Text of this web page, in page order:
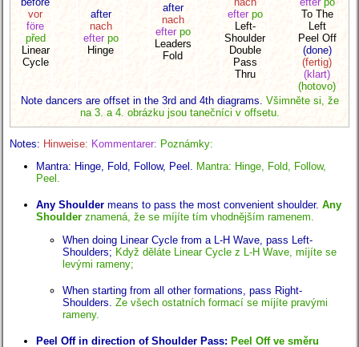
vor
före
před
Linear
Cycle
after
nach
efter po
Hinge
after
nach
efter po
Leaders
Fold
efter po
Left-
Shoulder
Double
Pass
Thru
To The
Left
Peel Off
(done)
(fertig)
(klart)
(hotovo)
Note dancers are offset in the 3rd and 4th diagrams. Všimněte si, že
na 3. a 4. obrázku jsou tanečníci v offsetu.
Notes: Hinweise: Kommentarer: Poznámky:
Mantra: Hinge, Fold, Follow, Peel. Mantra: Hinge, Fold, Follow,
Peel.
Any Shoulder means to pass the most convenient shoulder. Any
Shoulder znamená, že se míjíte tím vhodnějším ramenem.
When doing Linear Cycle from a L-H Wave, pass Left-
Shoulders; Když děláte Linear Cycle z L-H Wave, míjíte se
levými rameny;
When starting from all other formations, pass Right-
Shoulders. Ze všech ostatních formací se míjíte pravými
rameny.
Peel Off in direction of Shoulder Pass: Peel Off ve směru